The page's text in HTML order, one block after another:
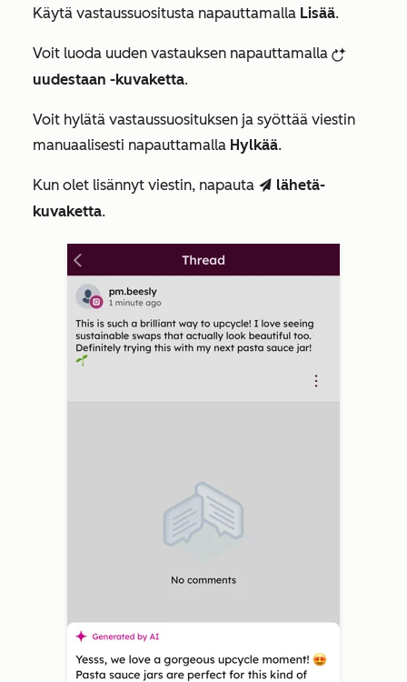
Käytä vastaussuositusta napauttamalla Lisää.
Voit luoda uuden vastauksen napauttamalla breezeRegenerate
uudestaan -kuvaketta.
Voit hylätä vastaussuosituksen ja syöttää viestin
manuaalisesti napauttamalla Hylkää.
Kun olet lisännyt viestin, napauta send lähetä-
kuvaketta.